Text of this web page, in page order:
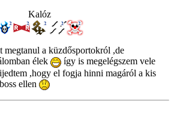
Kalóz
megtanul a küzdősportokról ,de
élek
így is megelégszem vele
,hogy el fogja hinni magáról a kis
ellen